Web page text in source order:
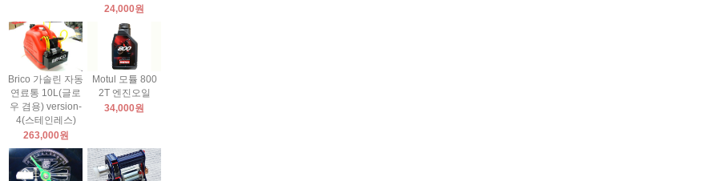
24,000원
Brico 가솔린 자동
연료통 10L(글로
우 겸용) version-
4(스테인레스)
263,000원
Motul 모튤 800
2T 엔진오일
34,000원